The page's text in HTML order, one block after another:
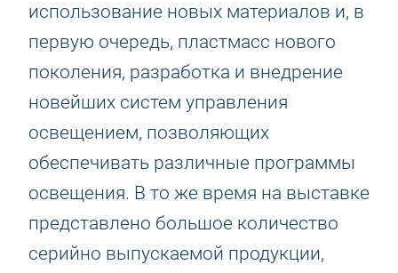
использование новых материалов и, в
первую очередь, пластмасс нового
поколения, разработка и внедрение
новейших систем управления
освещением, позволяющих
обеспечивать различные программы
освещения. В то же время на выставке
представлено большое количество
серийно выпускаемой продукции,